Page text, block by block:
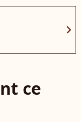
chevron_right
ce